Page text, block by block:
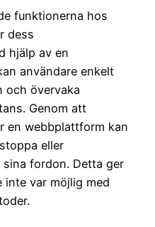
funktionerna hos
dess
hjälp av en
användare enkelt
och övervaka
Genom att
en webbplattform kan
eller
fordon. Detta ger
var möjlig med